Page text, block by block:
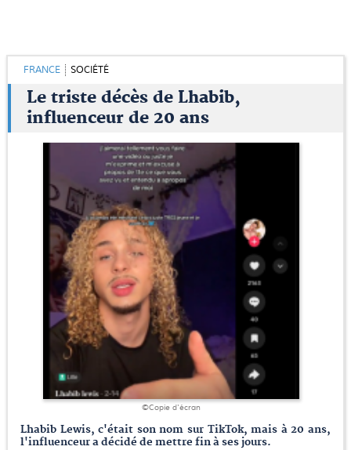
FRANCE SOCIÉTÉ
Le triste décès de Lhabib,
influenceur de 20 ans
©Copie d'écran
Lhabib Lewis, c'était son nom sur TikTok, mais à 20 ans,
l'influenceur a décidé de mettre fin à ses jours.